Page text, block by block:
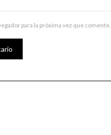
para la próxima vez que comente.